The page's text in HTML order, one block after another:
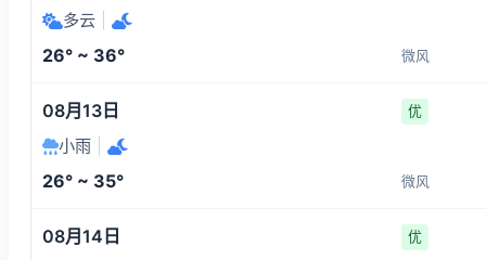
多云
26° ~ 36° 微风
08月13日 优
小雨
26° ~ 35° 微风
08月14日 优